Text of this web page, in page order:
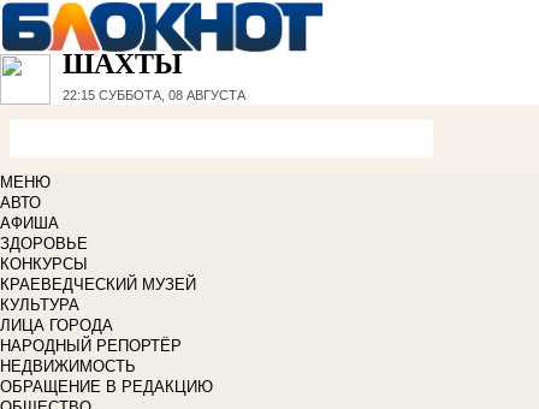
ШАХТЫ
22:15 СУББОТА, 08 АВГУСТА
МЕНЮ
АВТО
АФИША
ЗДОРОВЬЕ
КОНКУРСЫ
КРАЕВЕДЧЕСКИЙ МУЗЕЙ
КУЛЬТУРА
ЛИЦА ГОРОДА
НАРОДНЫЙ РЕПОРТЁР
НЕДВИЖИМОСТЬ
ОБРАЩЕНИЕ В РЕДАКЦИЮ